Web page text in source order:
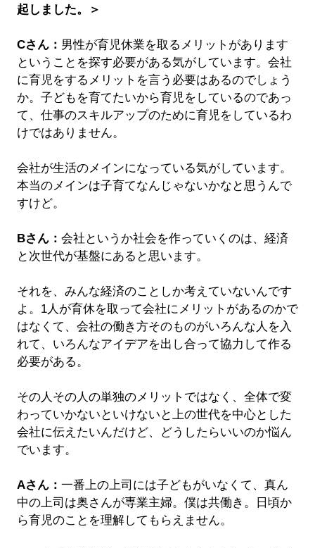
起しました。＞
Cさん： 男性が育児休業を取るメリットがあります
ということを探す必要がある気がしています。会社
に育児をするメリットを言う必要はあるのでしょう
か。子どもを育てたいから育児をしているのであっ
て、仕事のスキルアップのために育児をしているわ
けではありません。
会社が生活のメインになっている気がしています。
本当のメインは子育てなんじゃないかなと思うんで
すけど。
Bさん： 会社というか社会を作っていくのは、経済
と次世代が基盤にあると思います。
それを、みんな経済のことしか考えていないんです
よ。1人が育休を取って会社にメリットがあるのかで
はなくて、会社の働き方そのものがいろんな人を入
れて、いろんなアイデアを出し合って協力して作る
必要がある。
その人その人の単独のメリットではなく、全体で変
わっていかないといけないと上の世代を中心とした
会社に伝えたいんだけど、どうしたらいいのか悩ん
でいます。
Aさん： 一番上の上司には子どもがいなくて、真ん
中の上司は奥さんが専業主婦。僕は共働き。日頃か
ら育児のことを理解してもらえません。